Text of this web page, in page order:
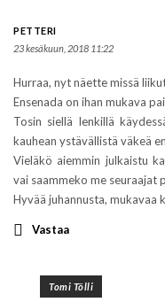
PETTERI
23 kesäkuun, 2018 11:22
Hurraa, nyt näette missä
Ensenada on ihan mukava
Tosin siellä lenkillä
kauhean ystävällistä väkeä
Vieläkö aiemmin julkaistu
vai saammeko me
Hyvää juhannusta, mukavaa
Vastaa
Tomi Tölli